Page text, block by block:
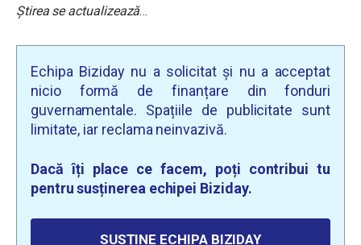
Știrea se actualizează…
Echipa Biziday nu a solicitat și nu a acceptat
nicio formă de finanțare din fonduri
guvernamentale. Spațiile de publicitate sunt
limitate, iar reclama neinvazivă.
Dacă îți place ce facem, poți contribui tu
pentru susținerea echipei Biziday.
SUSȚINE ECHIPA BIZIDAY